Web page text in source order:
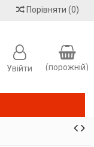
Порівняти (0)
(порожній)
Увійти